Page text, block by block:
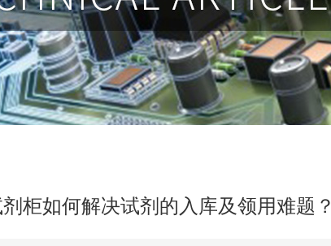
柜如何解决试剂的入库及领用难题？